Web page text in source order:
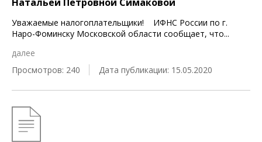
Уважаемые налогоплательщики! ИФНС России по г.
Наро-Фоминску Московской области сообщает, что...
далее
Просмотров: 240
Дата публикации: 15.05.2020